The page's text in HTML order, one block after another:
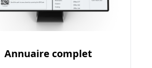
Annuaire complet